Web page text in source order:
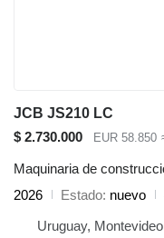
JCB JS210 LC
$ 2.730.000
EUR 58.850
Maquinaria de
2026
Estado nuevo
Uruguay, Montevideo